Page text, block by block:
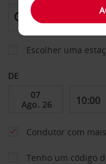
Escolher uma
DE
Condutor com
Tenho um código